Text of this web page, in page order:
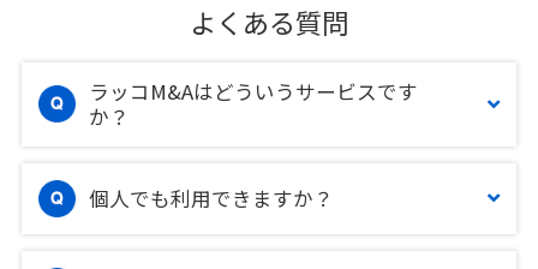
よくある質問
ラッコM&Aはどういうサービスです
か？
個人でも利用できますか？